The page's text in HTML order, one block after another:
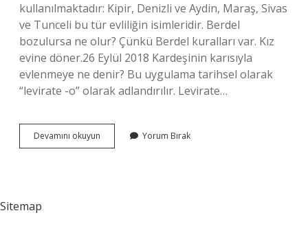
kullanılmaktadır: Kipir, Denizli ve Aydin, Maraş, Sivas
ve Tunceli bu tür evliliğin isimleridir. Berdel
bozulursa ne olur? Çünkü Berdel kuralları var. Kız
evine döner.26 Eylül 2018 Kardeşinin karısıyla
evlenmeye ne denir? Bu uygulama tarihsel olarak
“levirate -o” olarak adlandırılır. Levirate…
Devamını okuyun
Usulü
Yorum Bırak
Sitemap